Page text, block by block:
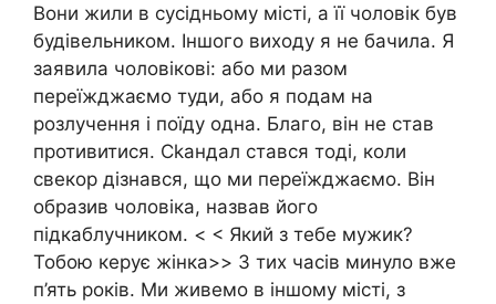
Вони жили в сусідньому місті, а її чоловік був
будівельником. Іншого виходу я не бачила. Я
заявила чоловікові: або ми разом
переїжджаємо туди, або я подам на
розлучення і поїду одна. Благо, він не став
противитися. Сkандал стався тоді, коли
свекор дізнався, що ми переїжджаємо. Він
образив чоловіка, назвав його
підкаблучником. < < Який з тебе мужик?
Тобою керує жінка>> З тих часів минуло вже
п’ять років. Ми живемо в іншому місті, з